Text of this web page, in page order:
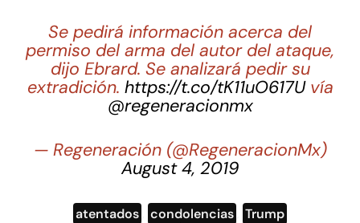
Se pedirá información acerca del
permiso del arma del autor del ataque,
dijo Ebrard. Se analizará pedir su
extradición. https://t.co/tK11uO617Uvía
@regeneracionmx
— Regeneración (@RegeneracionMx)
August 4, 2019
atentados condolencias Trump